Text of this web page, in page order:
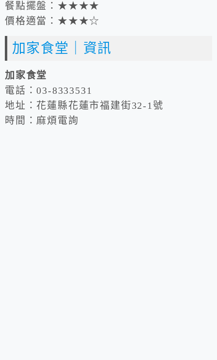
餐點擺盤：★★★★
價格適當：★★★☆
加家食堂｜資訊
加家食堂
電話：03-8333531
地址：花蓮縣花蓮市福建街32-1號
時間：麻煩電詢